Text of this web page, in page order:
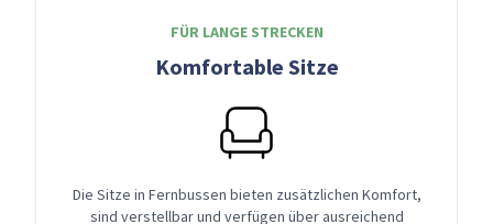
FÜR LANGE STRECKEN
Komfortable Sitze
Die Sitze in Fernbussen bieten zusätzlichen Komfort,
sind verstellbar und verfügen über ausreichend